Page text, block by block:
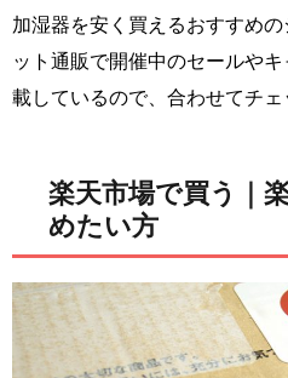
加湿器を安く買えるおすすめ
ット通販で開催中のセールや
載しているので、合わせてチェ
楽天市場で買う｜
めたい方